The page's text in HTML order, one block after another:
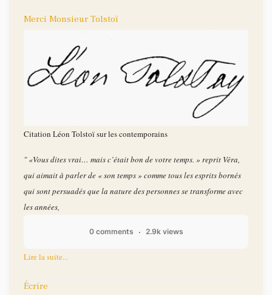
Merci Monsieur Tolstoï
Citation Léon Tolstoï sur les contemporains
" «Vous dites vrai… mais c’était bon de votre temps. » reprit Véra,
qui aimait à parler de « son temps » comme tous les esprits bornés
qui sont persuadés que la nature des personnes se transforme avec
les années,
0 comments 2.9k views
Lire la suite...
Écrire